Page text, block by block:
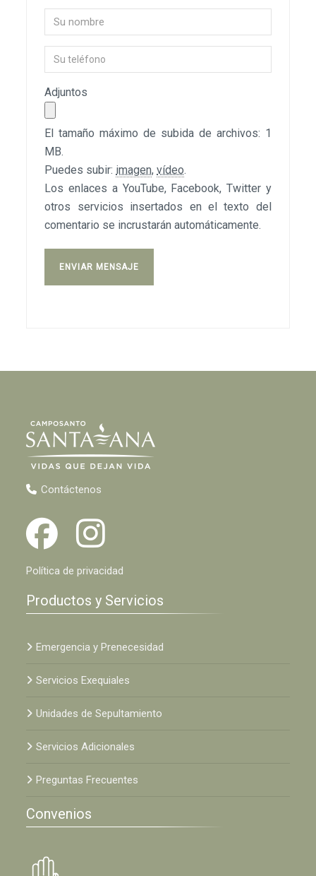
Adjuntos
El tamaño máximo de subida de archivos: 1
MB.
Puedes subir: imagen,vídeo.
Los enlaces a YouTube, Facebook, Twitter y
otros servicios insertados en el texto del
comentario se incrustarán automáticamente.
Contáctenos
Política de privacidad
Productos y Servicios
Emergencia y Prenecesidad
Servicios Exequiales
Unidades de Sepultamiento
Servicios Adicionales
Preguntas Frecuentes
Convenios